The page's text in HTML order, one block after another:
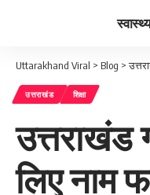
स्वास्थ्य
Uttarakhand Viral > Blog >
उत्तराखंड शिक्षा
उत्तराखंड
लिए नाम